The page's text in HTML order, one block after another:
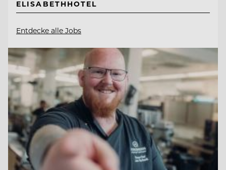
ELISABETHHOTEL
Entdecke alle Jobs